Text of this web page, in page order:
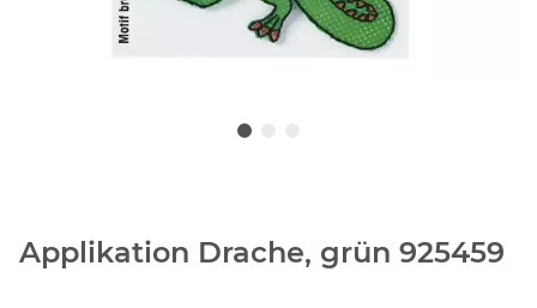
Applikation Drache, grün 925459